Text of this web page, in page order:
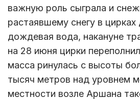
важную роль сыграла и
растаявшему снегу в цирках
дождевая вода, накануне
на 28 июня цирки
масса ринулась с высоты
тысяч метров над уровнем
местности возле Аршана